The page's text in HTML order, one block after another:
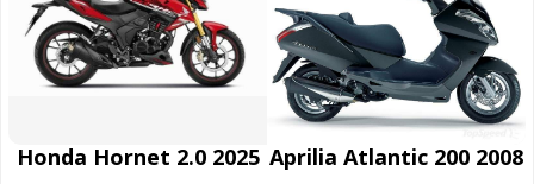
Honda Hornet 2.0 2025 Aprilia Atlantic 200 2008